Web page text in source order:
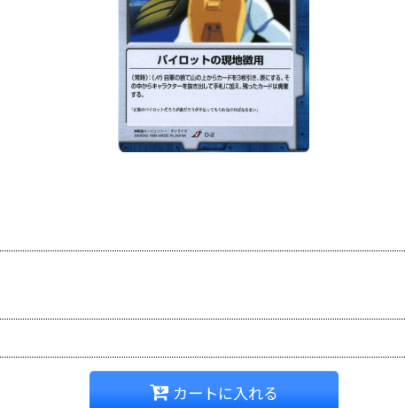
カートに入れる